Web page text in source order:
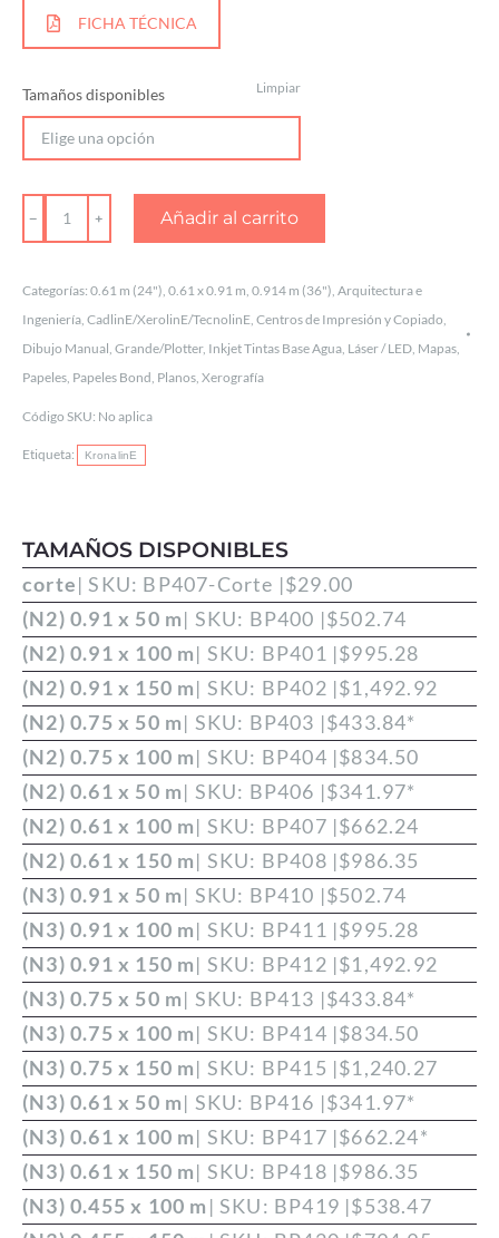
FICHA TÉCNICA
Tamaños disponibles Limpiar
PAPEL
BOND
20lbs
75g/m²
100º
BLANCURA
ÓPTICA
Añadir al carrito
Categorías: 0.61 m (24"), 0.61 x 0.91 m, 0.914 m (36"), Arquitectura e
Ingeniería, CadlinE/XerolinE/TecnolinE, Centros de Impresión y Copiado,
Dibujo Manual, Grande/Plotter, Inkjet Tintas Base Agua, Láser / LED, Mapas,
Papeles, Papeles Bond, Planos, Xerografía
Código SKU: No aplica
Etiqueta: KronalinE
TAMAÑOS DISPONIBLES
corte| SKU: BP407-Corte |$29.00
(N2) 0.91 x 50 m| SKU: BP400 |$502.74
(N2) 0.91 x 100 m| SKU: BP401 |$995.28
(N2) 0.91 x 150 m| SKU: BP402 |$1,492.92
(N2) 0.75 x 50 m| SKU: BP403 |$433.84*
(N2) 0.75 x 100 m| SKU: BP404 |$834.50
(N2) 0.61 x 50 m| SKU: BP406 |$341.97*
(N2) 0.61 x 100 m| SKU: BP407 |$662.24
(N2) 0.61 x 150 m| SKU: BP408 |$986.35
(N3) 0.91 x 50 m| SKU: BP410 |$502.74
(N3) 0.91 x 100 m| SKU: BP411 |$995.28
(N3) 0.91 x 150 m| SKU: BP412 |$1,492.92
(N3) 0.75 x 50 m| SKU: BP413 |$433.84*
(N3) 0.75 x 100 m| SKU: BP414 |$834.50
(N3) 0.75 x 150 m| SKU: BP415 |$1,240.27
(N3) 0.61 x 50 m| SKU: BP416 |$341.97*
(N3) 0.61 x 100 m| SKU: BP417 |$662.24*
(N3) 0.61 x 150 m| SKU: BP418 |$986.35
(N3) 0.455 x 100 m | SKU: BP419 |$538.47